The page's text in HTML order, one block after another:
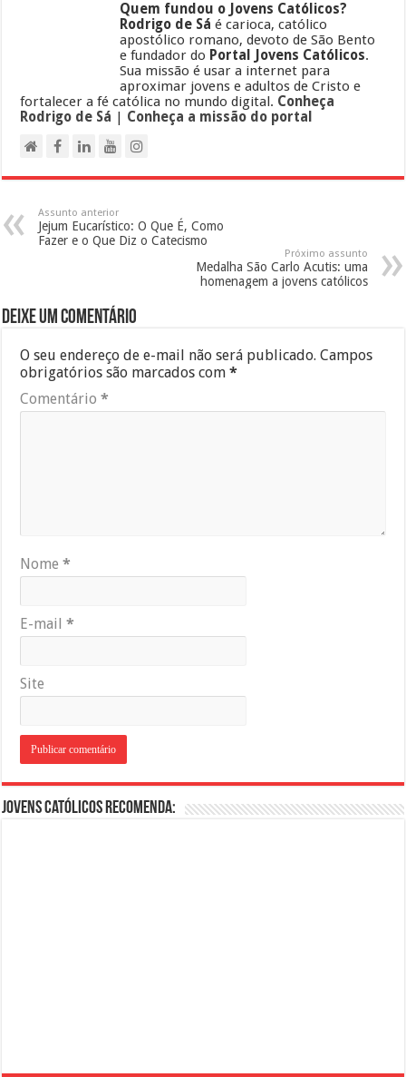
Quem fundou o Jovens Católicos?
Rodrigo de Sá é carioca, católico
apostólico romano, devoto de São Bento
e fundador do Portal Jovens Católicos.
Sua missão é usar a internet para
aproximar jovens e adultos de Cristo e
fortalecer a fé católica no mundo digital. Conheça
Rodrigo de Sá
Conheça a missão do portal
Assunto anterior
Jejum Eucarístico: O Que É, Como
Fazer e o Que Diz o Catecismo
Próximo assunto
Medalha São Carlo Acutis: uma
homenagem a jovens católicos
Deixe um comentário
O seu endereço de e-mail não será publicado. Campos
obrigatórios são marcados com*
Comentário*
Nome*
E-mail*
Site
Jovens Católicos Recomenda: